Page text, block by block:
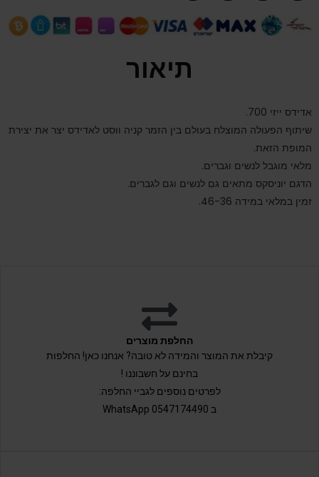
תיאור
אדידס ייזי 700.
שיתוף הפעולה המוצלח בעולם בין הזמר קניה ווסט לאדידס יצר את יצירת
המופת הזאת.
מלאי מוגבל לנשים וגברים.
הדגם יוניסקס מתאים גם לנשים וגם לגברים.
זמין במלאי במידה 46-36.
החלפת מוצרים
קיבלת את המוצר והמידה לא טובה? אנחנו כאן! החלפות
בחינם על חשבוננו !
לפרטים נוספים לגביי החלפה:
ב 0547174490 WhatsApp